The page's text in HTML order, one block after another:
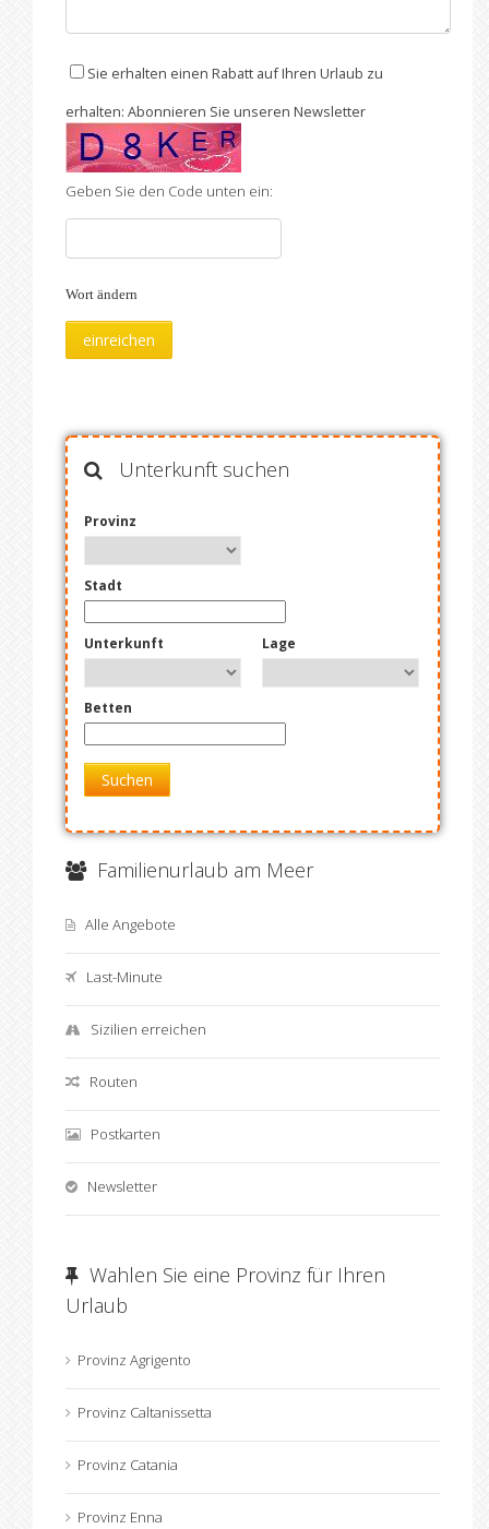
Sie erhalten einen Rabatt auf Ihren Urlaub zu
erhalten: Abonnieren Sie unseren Newsletter
Geben Sie den Code unten ein:
Wort ändern
Unterkunft suchen
Provinz
Stadt
Unterkunft Lage
Betten
Suchen
Familienurlaub am Meer
Alle Angebote
Last-Minute
Sizilien erreichen
Routen
Postkarten
Newsletter
Wahlen Sie eine Provinz für Ihren
Urlaub
Provinz Agrigento
Provinz Caltanissetta
Provinz Catania
Provinz Enna